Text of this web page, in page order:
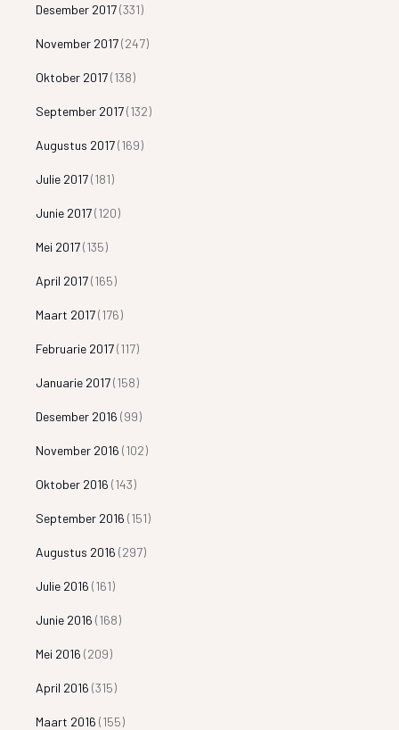
Desember 2017(331)
November 2017(247)
Oktober 2017(138)
September 2017(132)
Augustus 2017(169)
Julie 2017(181)
Junie 2017(120)
Mei 2017(135)
April 2017(165)
Maart 2017(176)
Februarie 2017(117)
Januarie 2017(158)
Desember 2016 (99)
November 2016 (102)
Oktober 2016 (143)
September 2016 (151)
Augustus 2016 (297)
Julie 2016 (161)
Junie 2016 (168)
Mei 2016 (209)
April 2016 (315)
Maart 2016 (155)